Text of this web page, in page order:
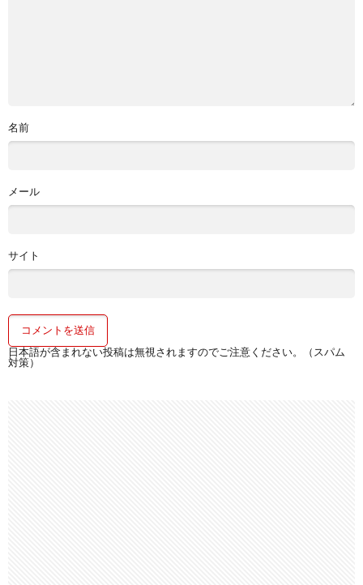
名前
メール
サイト
日本語が含まれない投稿は無視されますのでご注意ください。（スパム
対策）